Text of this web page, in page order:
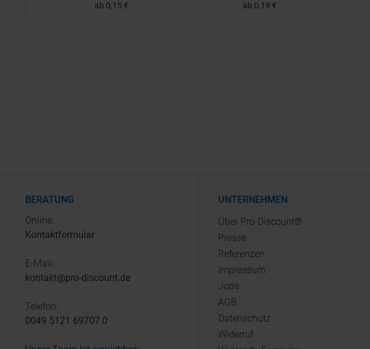
ab 0,15 € ab 0,19 €
BERATUNG
Online:
Kontaktformular
E-Mail:
kontakt@pro-discount.de
Telefon:
0049 5121 69707 0
UNTERNEHMEN
Über Pro-Discount®
Presse
Referenzen
Impressum
Jobs
AGB
Datenschutz
Widerruf